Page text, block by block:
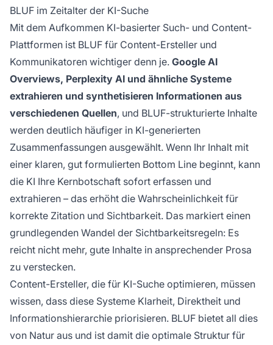
BLUF im Zeitalter der KI-Suche
Mit dem Aufkommen KI-basierter Such- und Content-
Plattformen ist BLUF für Content-Ersteller und
Kommunikatoren wichtiger denn je. Google AI
Overviews, Perplexity AI und ähnliche Systeme
extrahieren und synthetisieren Informationen aus
verschiedenen Quellen, und BLUF-strukturierte Inhalte
werden deutlich häufiger in KI-generierten
Zusammenfassungen ausgewählt. Wenn Ihr Inhalt mit
einer klaren, gut formulierten Bottom Line beginnt, kann
die KI Ihre Kernbotschaft sofort erfassen und
extrahieren – das erhöht die Wahrscheinlichkeit für
korrekte Zitation und Sichtbarkeit. Das markiert einen
grundlegenden Wandel der Sichtbarkeitsregeln: Es
reicht nicht mehr, gute Inhalte in ansprechender Prosa
zu verstecken.
Content-Ersteller, die für KI-Suche optimieren, müssen
wissen, dass diese Systeme Klarheit, Direktheit und
Informationshierarchie priorisieren. BLUF bietet all dies
von Natur aus und ist damit die optimale Struktur für